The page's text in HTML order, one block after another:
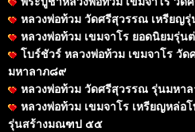
หลวงพ่อท้วม วัดศรีสุวรรณ เหรียญรุ่
หลวงพ่อท้วม เขมจาโร ยอดนิยมรุ่นต่
โบร์ชัวร์ หลวงพ่อท้วม เขมจาโร วั
มหาลาภ๘๙
หลวงพ่อท้วม วัดศรีสุวรรณ รุ่นมหา
หลวงพ่อท้วม เขมจาโร เหรียญหล่อ
รุ่นสร้างมณฑป ๕๕